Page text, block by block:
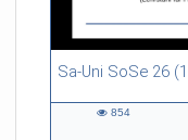
Sa-Uni SoSe 26
55:13 duration
854